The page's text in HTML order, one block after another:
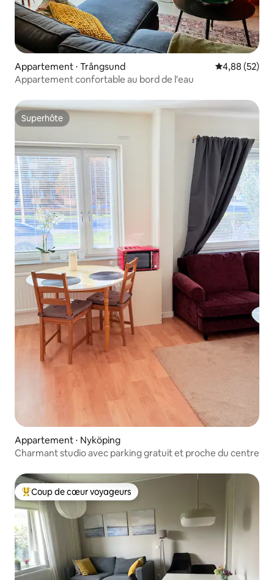
Appartement ⋅ Trångsund Évaluation
4,88 (52)
Appartement confortable au bord de l'eau
Superhôte
Superhôte
Appartement ⋅ Nyköping
Charmant studio avec parking gratuit et proche du centre
Coups de cœur voyageurs les plus appréciés
Coup de cœur voyageurs